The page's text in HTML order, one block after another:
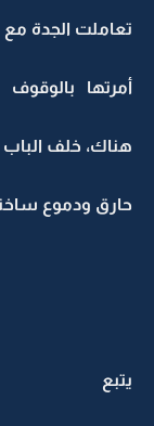
تعاملت الجدة
أمرتها
هناك، خلف
حارق ودموع
يتبع